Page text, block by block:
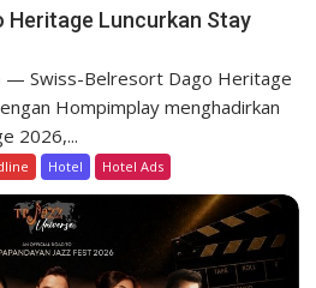
e
i
t
g
e
e
n
-
B
r
Heritage Luncurkan Stay
— Swiss-Belresort Dago Heritage
Hompimplay menghadirkan
2026,...
Hotel Hotel Ads